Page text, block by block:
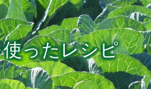
ったレシピ